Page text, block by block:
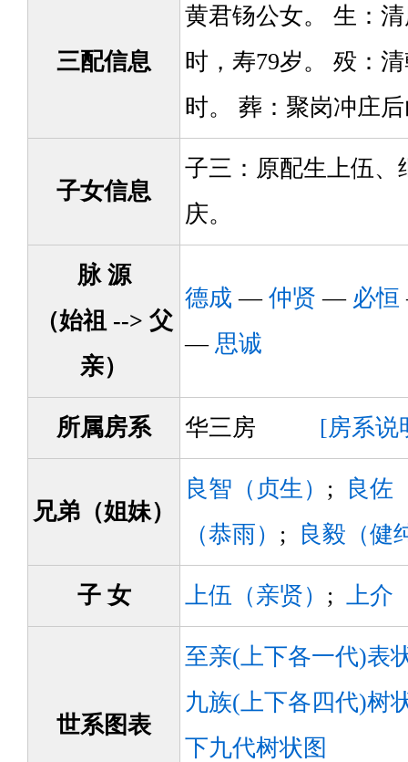
三配信息
黄君钖公女。 生：
时，寿79岁。 殁：
时。 葬：聚岗冲庄
子女信息
子三：原配生上伍、
庆。
脉 源
（始祖 --> 父
亲）
德成 — 仲贤 — 必恒
— 思诚
所属房系 华三房 [房系说
兄弟（姐妹）
良智（贞生） ;
良佐
（恭雨） ; 良毅（健
子 女 上伍（亲贤） ; 上介
世系图表
至亲(上下各一代)表
九族(上下各四代)树
下九代树状图